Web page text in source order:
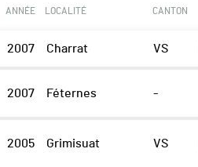
ANNÉE LOCALITÉ CANTON
2007 Charrat VS
2007 Féternes -
2005 Grimisuat VS